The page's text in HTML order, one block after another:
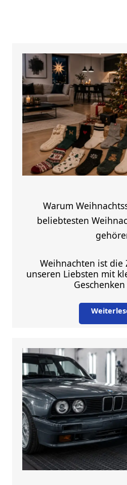
Warum
beliebtesten
Weihnachten ist
unseren Liebsten mit